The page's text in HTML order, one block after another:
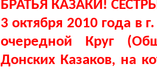
БРАТЬЯ КАЗАКИ!
3 октября 2010 года в
очередной Круг
Донских Казаков, на